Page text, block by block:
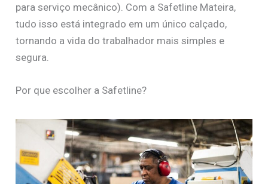
para serviço mecânico). Com a Safetline Mateira,
tudo isso está integrado em um único calçado,
tornando a vida do trabalhador mais simples e
segura.
Por que escolher a Safetline?